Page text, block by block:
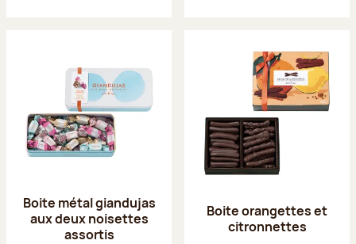
Boite métal giandujas
aux deux noisettes
assortis
Boite orangettes et
citronnettes